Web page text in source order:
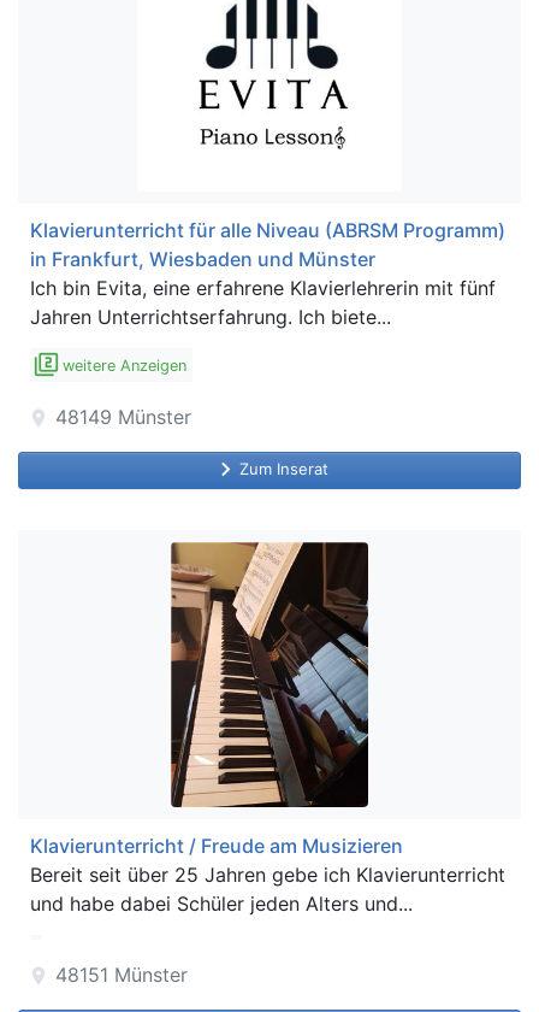
Klavierunterricht für alle Niveau (ABRSM Programm)
in Frankfurt, Wiesbaden und Münster
Ich bin Evita, eine erfahrene Klavierlehrerin mit fünf
Jahren Unterrichtserfahrung. Ich biete...
filter_2 weitere Anzeigen
location_on 48149 Münster
keyboard_arrow_right Zum Inserat
Klavierunterricht / Freude am Musizieren
Bereit seit über 25 Jahren gebe ich Klavierunterricht
und habe dabei Schüler jeden Alters und...
location_on 48151 Münster